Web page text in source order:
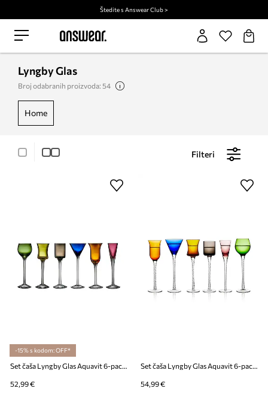
Štedite s Answear Club >
Lyngby Glas
Broj odabranih proizvoda: 54
home
Filteri
-15% s kodom: OFF*
52,99 € 54,99 €